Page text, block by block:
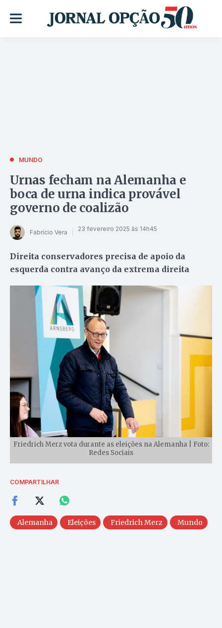
MUNDO
Urnas fecham na Alemanha e
boca de urna indica provável
governo de coalizão
Fabrício Vera 23 fevereiro 2025 às 14h45
Direita conservadores precisa de apoio da
esquerda contra avanço da extrema direita
Friedrich Merz vota durante as eleições na Alemanha | Foto:
Redes Sociais
COMPARTILHAR
Alemanha Eleições Friedrich Merz Mundo